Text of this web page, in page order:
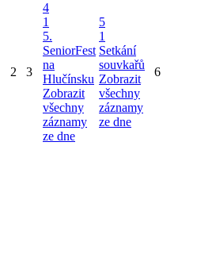
2 3
4
1
5.
SeniorFest
na
Hlučínsku
Zobrazit
všechny
záznamy
ze dne
5
1
Setkání
souvkařů
Zobrazit
všechny
záznamy
ze dne
6